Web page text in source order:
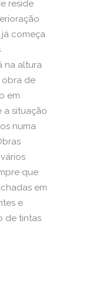
reside
começa
na altura
obra de
em
a situação
numa
que
em
e
de tintas